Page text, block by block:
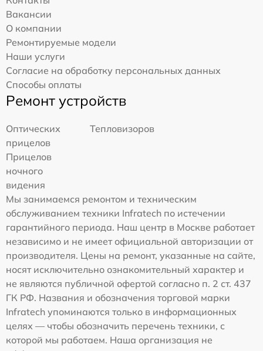
Вакансии
О компании
Ремонтируемые модели
Наши услуги
Согласие на обработку персональных данных
Способы оплаты
Ремонт устройств
Оптических
прицелов
Тепловизоров
Прицелов
ночного
видения
Мы занимаемся ремонтом и техническим
обслуживанием техники Infratech по истечении
гарантийного периода. Наш центр в Москве работает
независимо и не имеет официальной авторизации от
производителя. Цены на ремонт, указанные на сайте,
носят исключительно ознакомительный характер и
не являются публичной офертой согласно п. 2 ст. 437
ГК РФ. Названия и обозначения торговой марки
Infratech упоминаются только в информационных
целях — чтобы обозначить перечень техники, с
которой мы работаем. Наша организация не